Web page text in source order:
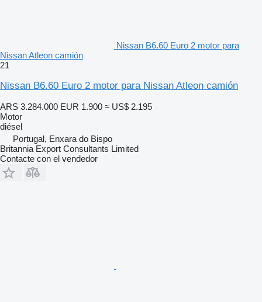
Nissan B6.60 Euro 2 motor para
Nissan Atleon camión
21
Nissan B6.60 Euro 2 motor para Nissan Atleon camión
ARS 3.284.000 EUR 1.900 ≈ US$ 2.195
Motor
diésel
Portugal, Enxara do Bispo
Britannia Export Consultants Limited
Contacte con el vendedor